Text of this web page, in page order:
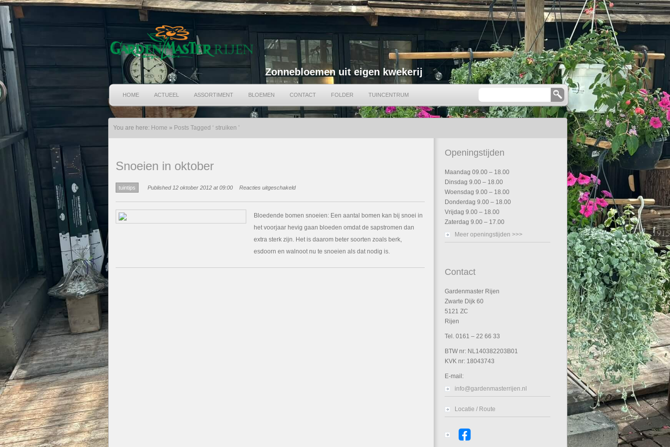
Zonnebloemen uit eigen kwekerij
HOME ACTUEEL ASSORTIMENT BLOEMEN CONTACT FOLDER TUINCENTRUM
You are here: Home » Posts Tagged ‘ struiken ’
Snoeien in oktober
tuintips Published 12 oktober 2012 at 09:00 Reacties uitgeschakeld
in
Bloedende bomen snoeien: Een aantal bomen kan bij snoei in
het voorjaar hevig gaan bloeden omdat de sapstromen dan
extra sterk zijn. Het is daarom beter soorten zoals berk,
esdoorn en walnoot nu te snoeien als dat nodig is.
Openingstijden
Maandag 09.00 – 18.00
Dinsdag 9.00 – 18.00
Woensdag 9.00 – 18.00
Donderdag 9.00 – 18.00
Vrijdag 9.00 – 18.00
Zaterdag 9.00 – 17.00
Meer openingstijden >>>
Contact
Gardenmaster Rijen
Zwarte Dijk 60
5121 ZC
Rijen
Tel. 0161 – 22 66 33
BTW nr: NL140382203B01
KVK nr: 18043743
E-mail:
info@gardenmasterrijen.nl
Locatie / Route